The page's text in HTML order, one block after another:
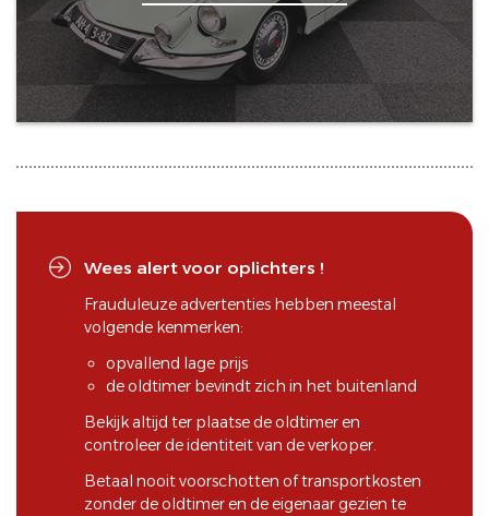
Wees alert voor oplichters !
Frauduleuze advertenties hebben meestal
volgende kenmerken:
opvallend lage prijs
de oldtimer bevindt zich in het buitenland
Bekijk altijd ter plaatse de oldtimer en
controleer de identiteit van de verkoper.
Betaal nooit voorschotten of transportkosten
zonder de oldtimer en de eigenaar gezien te